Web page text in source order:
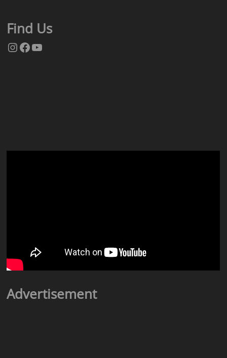
Find Us
Instagram
Facebook
YouTube
Advertisement